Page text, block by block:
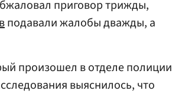
приговор трижды,
подавали жалобы дважды, а
произошел в отделе полиции
выяснилось, что